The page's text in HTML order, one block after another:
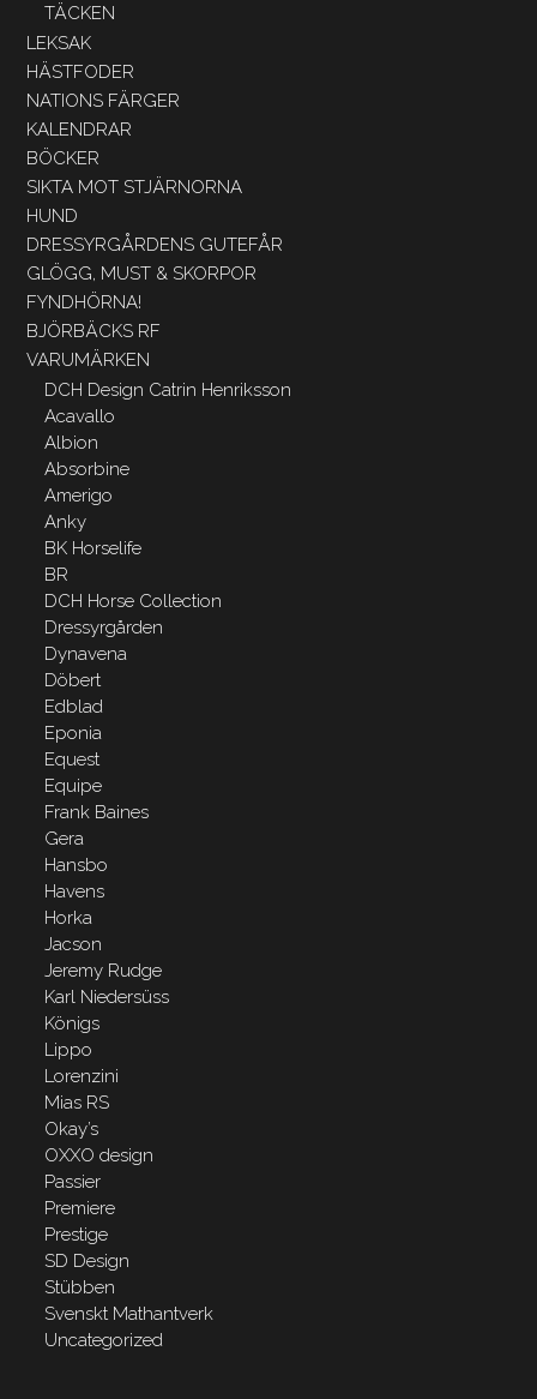
TÄCKEN
LEKSAK
HÄSTFODER
NATIONS FÄRGER
KALENDRAR
BÖCKER
SIKTA MOT STJÄRNORNA
HUND
DRESSYRGÅRDENS GUTEFÅR
GLÖGG, MUST & SKORPOR
FYNDHÖRNA!
BJÖRBÄCKS RF
VARUMÄRKEN
DCH Design Catrin Henriksson
Acavallo
Albion
Absorbine
Amerigo
Anky
BK Horselife
BR
DCH Horse Collection
Dressyrgården
Dynavena
Döbert
Edblad
Eponia
Equest
Equipe
Frank Baines
Gera
Hansbo
Havens
Horka
Jacson
Jeremy Rudge
Karl Niedersüss
Königs
Lippo
Lorenzini
Mias RS
Okay’s
OXXO design
Passier
Premiere
Prestige
SD Design
Stübben
Svenskt Mathantverk
Uncategorized